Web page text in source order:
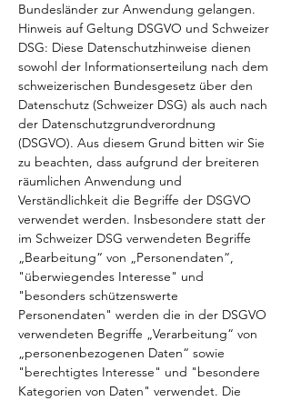
Bundesländer zur Anwendung gelangen.
Hinweis auf Geltung DSGVO und Schweizer
DSG: Diese Datenschutzhinweise dienen
sowohl der Informationserteilung nach dem
schweizerischen Bundesgesetz über den
Datenschutz (Schweizer DSG) als auch nach
der Datenschutzgrundverordnung
(DSGVO). Aus diesem Grund bitten wir Sie
zu beachten, dass aufgrund der breiteren
räumlichen Anwendung und
Verständlichkeit die Begriffe der DSGVO
verwendet werden. Insbesondere statt der
im Schweizer DSG verwendeten Begriffe
„Bearbeitung“ von „Personendaten“,
"überwiegendes Interesse" und
"besonders schützenswerte
Personendaten" werden die in der DSGVO
verwendeten Begriffe „Verarbeitung“ von
„personenbezogenen Daten“ sowie
"berechtigtes Interesse" und "besondere
Kategorien von Daten" verwendet. Die